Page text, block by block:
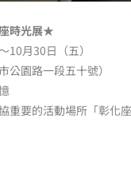
時光展★
10月30日（五）
公園路一段五十號）
重要的活動場所「彰化